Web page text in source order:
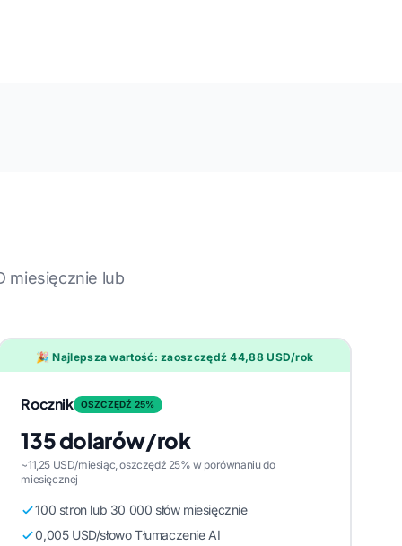
miesięcznie lub
🎉 Najlepsza wartość: zaoszczędź 44,88 USD/rok
Rocznik OSZCZĘDŹ 25%
135 dolarów/rok
~11,25 USD/miesiąc, oszczędź 25% w porównaniu do
miesięcznej
100 stron lub 30 000 słów miesięcznie
0,005 USD/słowo Tłumaczenie AI